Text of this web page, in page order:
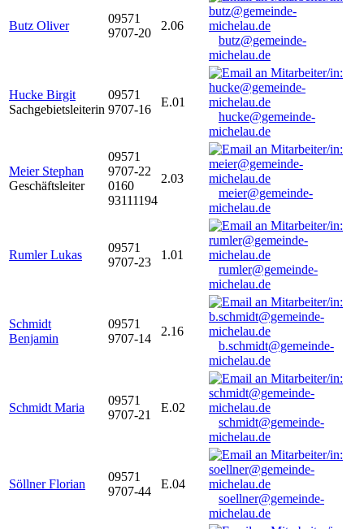
Butz Oliver
09571
9707-20
2.06
butz@gemeinde-
michelau.de
Hucke Birgit
Sachgebietsleiterin
09571
9707-16
E.01
hucke@gemeinde-
michelau.de
Meier Stephan
Geschäftsleiter
09571
9707-22
0160
93111194
2.03
meier@gemeinde-
michelau.de
Rumler Lukas
09571
9707-23
1.01
rumler@gemeinde-
michelau.de
Schmidt
Benjamin
09571
9707-14
2.16
b.schmidt@gemeinde-
michelau.de
Schmidt Maria
09571
9707-21
E.02
schmidt@gemeinde-
michelau.de
Söllner Florian
09571
9707-44
E.04
soellner@gemeinde-
michelau.de